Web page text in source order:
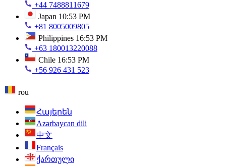
+44 7488811679
Japan 10:53 PM
+81 8005009805
Philippines 16:53 PM
+63 180013220088
Chile 16:53 PM
+56 926 431 523
rou
Հայերեն
Azərbaycan dili
中文
Français
ქართული